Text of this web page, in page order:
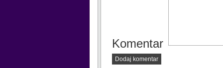
Komentar
Dodaj komentar